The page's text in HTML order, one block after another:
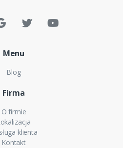
Menu
Blog
Firma
O firmie
klienta
Kontakt